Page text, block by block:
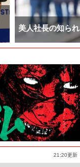
美人社長の知ら
21:20更新